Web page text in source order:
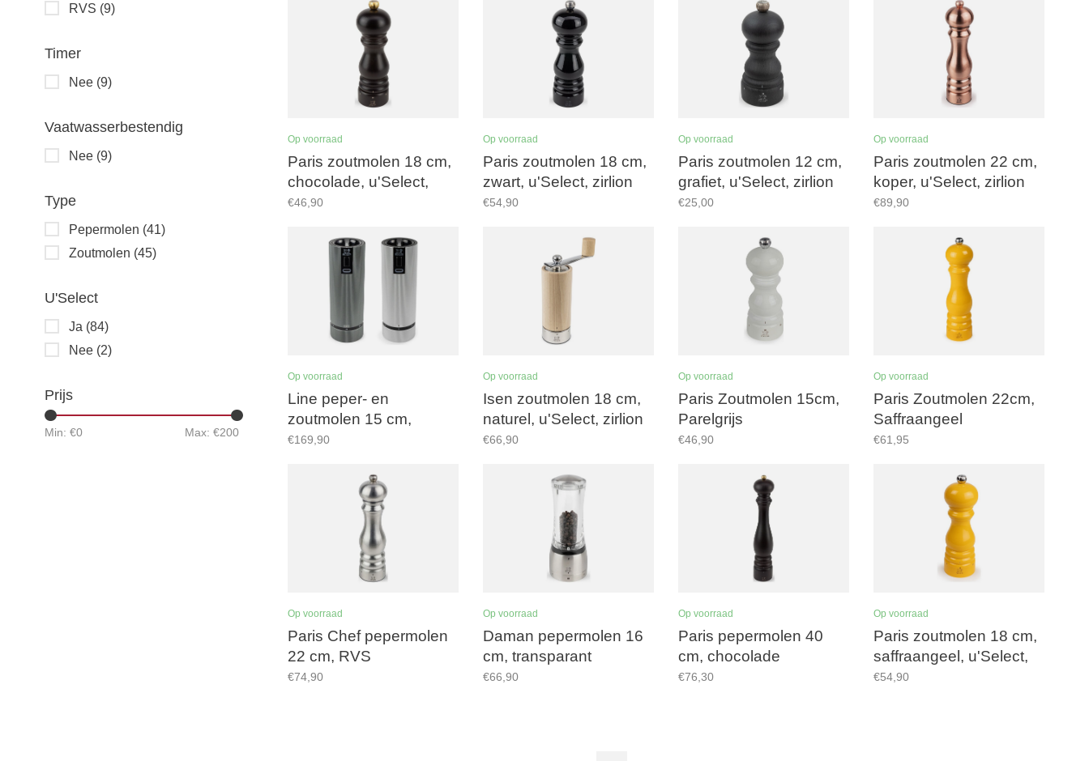
RVS (9)
Timer
Nee (9)
Vaatwasserbestendig
Nee (9)
Type
Pepermolen (41)
Zoutmolen (45)
U'Select
Ja (84)
Nee (2)
Prijs
Min: €0 Max: €200
Op voorraad
Paris zoutmolen 18 cm,
chocolade, u'Select,
zirlion maalwerk
€46,90
Op voorraad
Paris zoutmolen 18 cm,
zwart, u'Select, zirlion
maalwerk
€54,90
Op voorraad
Paris zoutmolen 12 cm,
grafiet, u'Select, zirlion
maalwerk
€25,00
Op voorraad
Paris zoutmolen 22 cm,
koper, u'Select, zirlion
maalwerk
€89,90
Op voorraad
Line peper- en
zoutmolen 15 cm,
aluminium, u'Select,
€169,90
Op voorraad
Isen zoutmolen 18 cm,
naturel, u'Select, zirlion
maalwerk
€66,90
Op voorraad
Paris Zoutmolen 15cm,
Parelgrijs
€46,90
Op voorraad
Paris Zoutmolen 22cm,
Saffraangeel
€61,95
Op voorraad
Paris Chef pepermolen
22 cm, RVS
€74,90
Op voorraad
Daman pepermolen 16
cm, transparant
€66,90
Op voorraad
Paris pepermolen 40
cm, chocolade
€76,30
Op voorraad
Paris zoutmolen 18 cm,
saffraangeel, u'Select,
zirlion maalwerk
€54,90